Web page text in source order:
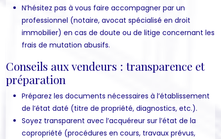
N’hésitez pas à vous faire accompagner par un
professionnel (notaire, avocat spécialisé en droit
immobilier) en cas de doute ou de litige concernant les
frais de mutation abusifs.
Conseils aux vendeurs : transparence et
préparation
Préparez les documents nécessaires à l’établissement
de l’état daté (titre de propriété, diagnostics, etc.).
Soyez transparent avec l’acquéreur sur l’état de la
copropriété (procédures en cours, travaux prévus,